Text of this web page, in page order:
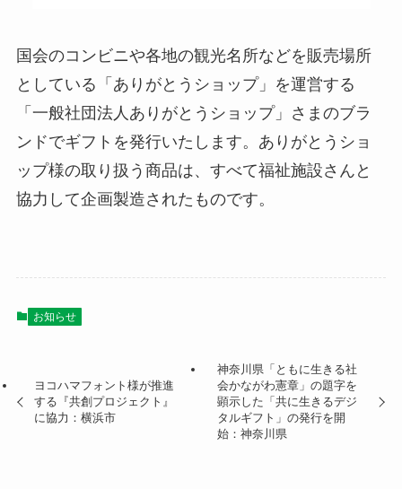
国会のコンビニや各地の観光名所などを販売場所
としている「ありがとうショップ」を運営する
「一般社団法人ありがとうショップ」さまのブラ
ンドでギフトを発行いたします。ありがとうショ
ップ様の取り扱う商品は、すべて福祉施設さんと
協力して企画製造されたものです。
お知らせ
ヨコハマフォント様が推進
する『共創プロジェクト』
に協力：横浜市
神奈川県「ともに生きる社
会かながわ憲章」の題字を
顕示した「共に生きるデジ
タルギフト」の発行を開
始：神奈川県